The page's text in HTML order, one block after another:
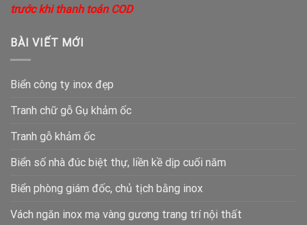
trước khi thanh toán COD
BÀI VIẾT MỚI
Biển công ty inox đẹp
Tranh chữ gỗ Gụ khảm ốc
Tranh gỗ khảm ốc
Biển số nhà đúc biệt thự, liền kề dịp cuối năm
Biển phòng giám đốc, chủ tịch bằng inox
Vách ngăn inox mạ vàng gương trang trí nội thất